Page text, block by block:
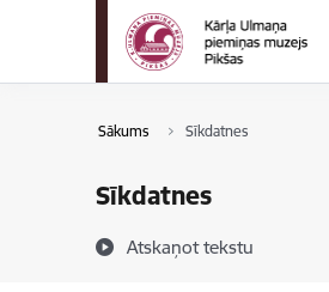
Pāriet uz lapas saturu
Sākums Sīkdatnes
Sīkdatnes
Atskaņot tekstu